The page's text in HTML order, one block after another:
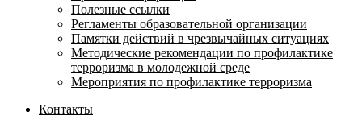
Полезные ссылки
Регламенты образовательной организации
Памятки действий в чрезвычайных ситуациях
Методические рекомендации по профилактике
терроризма в молодежной среде
Мероприятия по профилактике терроризма
Контакты